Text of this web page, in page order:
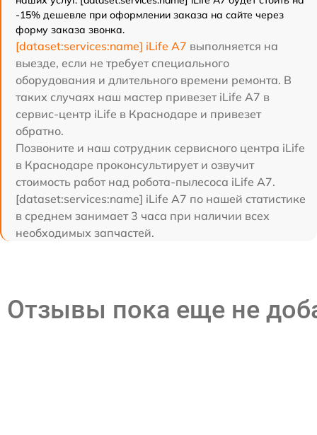
-15% дешевле при оформлении заказа на сайте через
форму заказа звонка.
[dataset:services:name] iLife A7 выполняется на
выезде, если не требует специального
оборудования и длительного времени ремонта. В
таких случаях наш мастер привезет iLife A7 в
сервис-центр iLife в Краснодаре и привезет
обратно.
Позвоните и наш сотрудник сервисного центра iLife
в Краснодаре проконсультирует и озвучит
стоимость работ над робота-пылесоса iLife A7.
[dataset:services:name] iLife A7 по нашей статистике
в среднем занимает 3 часа при наличии всех
необходимых запчастей.
Отзывы пока еще не